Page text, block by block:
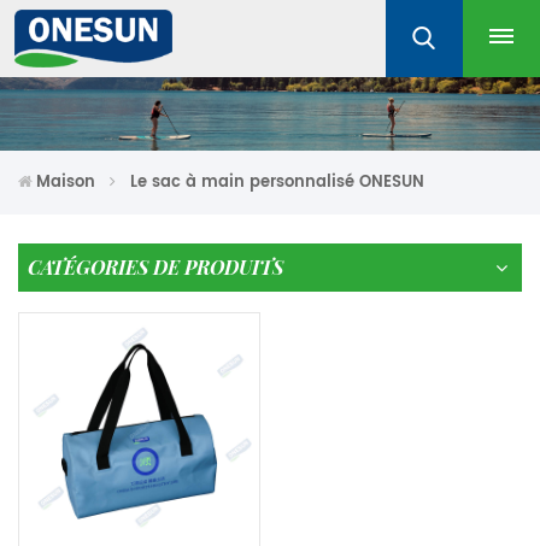
Maison Le sac à main personnalisé ONESUN
CATÉGORIES DE PRODUITS